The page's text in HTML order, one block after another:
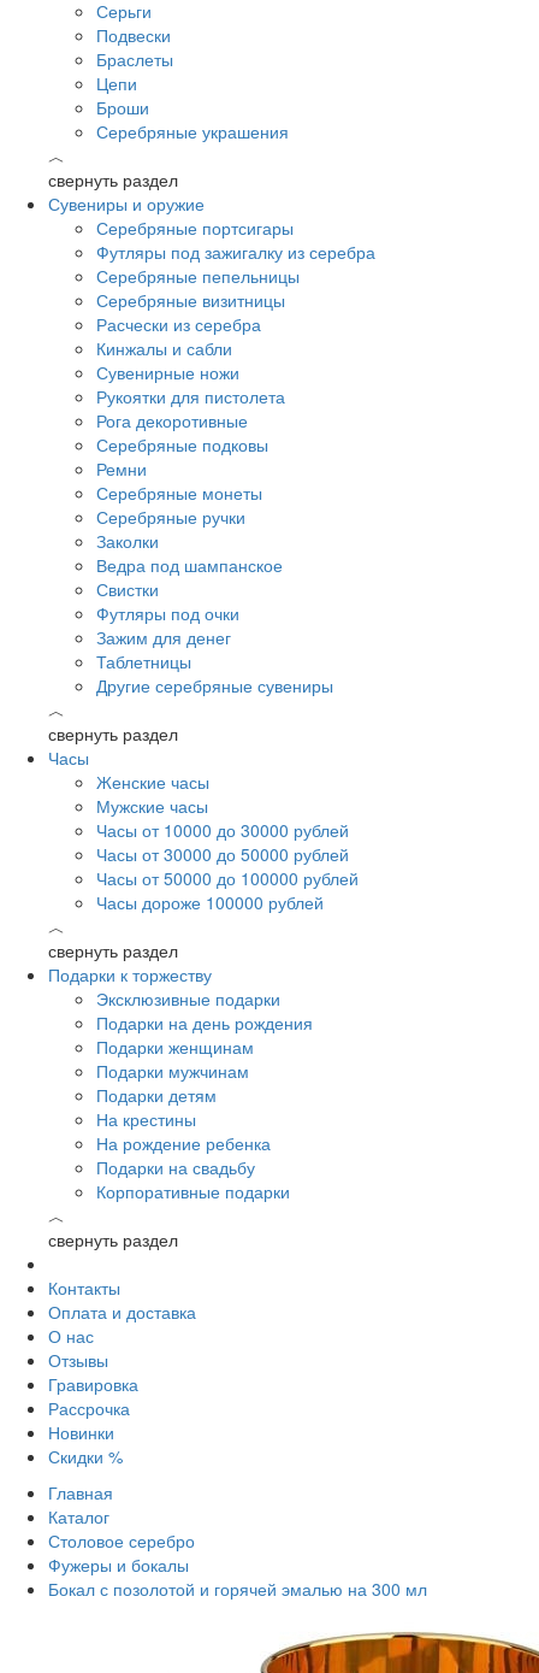
Серьги
Подвески
Браслеты
Цепи
Броши
Серебряные украшения
︿
свернуть раздел
Сувениры и оружие
Серебряные портсигары
Футляры под зажигалку из серебра
Серебряные пепельницы
Серебряные визитницы
Расчески из серебра
Кинжалы и сабли
Сувенирные ножи
Рукоятки для пистолета
Рога декоротивные
Серебряные подковы
Ремни
Серебряные монеты
Серебряные ручки
Заколки
Ведра под шампанское
Свистки
Футляры под очки
Зажим для денег
Таблетницы
Другие серебряные сувениры
︿
свернуть раздел
Часы
Женские часы
Мужские часы
Часы от 10000 до 30000 рублей
Часы от 30000 до 50000 рублей
Часы от 50000 до 100000 рублей
Часы дороже 100000 рублей
︿
свернуть раздел
Подарки к торжеству
Эксклюзивные подарки
Подарки на день рождения
Подарки женщинам
Подарки мужчинам
Подарки детям
На крестины
На рождение ребенка
Подарки на свадьбу
Корпоративные подарки
︿
свернуть раздел
Контакты
Оплата и доставка
О нас
Отзывы
Гравировка
Рассрочка
Новинки
Скидки %
Главная
Каталог
Столовое серебро
Фужеры и бокалы
Бокал с позолотой и горячей эмалью на 300 мл